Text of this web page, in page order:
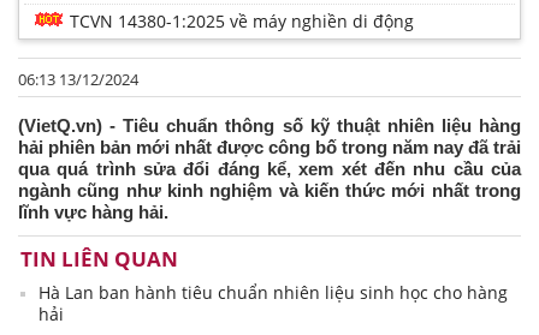
TCVN 14380-1:2025 về máy nghiền di động
06:13 13/12/2024
(VietQ.vn) - Tiêu chuẩn thông số kỹ thuật nhiên liệu hàng
hải phiên bản mới nhất được công bố trong năm nay đã trải
qua quá trình sửa đổi đáng kể, xem xét đến nhu cầu của
ngành cũng như kinh nghiệm và kiến ​​thức mới nhất trong
lĩnh vực hàng hải.
TIN LIÊN QUAN
Hà Lan ban hành tiêu chuẩn nhiên liệu sinh học cho hàng
hải